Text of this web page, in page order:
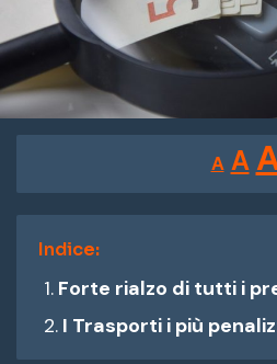
A
Reducir
de
A
Indice:
Forte rialzo di tutti i
I Trasporti i più